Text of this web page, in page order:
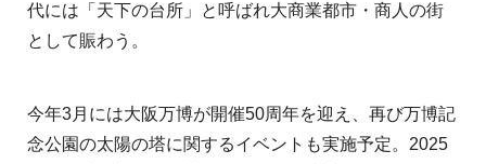
代には「天下の台所」と呼ばれ大商業都市・商人の街
として賑わう。
今年3月には大阪万博が開催50周年を迎え、再び万博記
念公園の太陽の塔に関するイベントも実施予定。2025